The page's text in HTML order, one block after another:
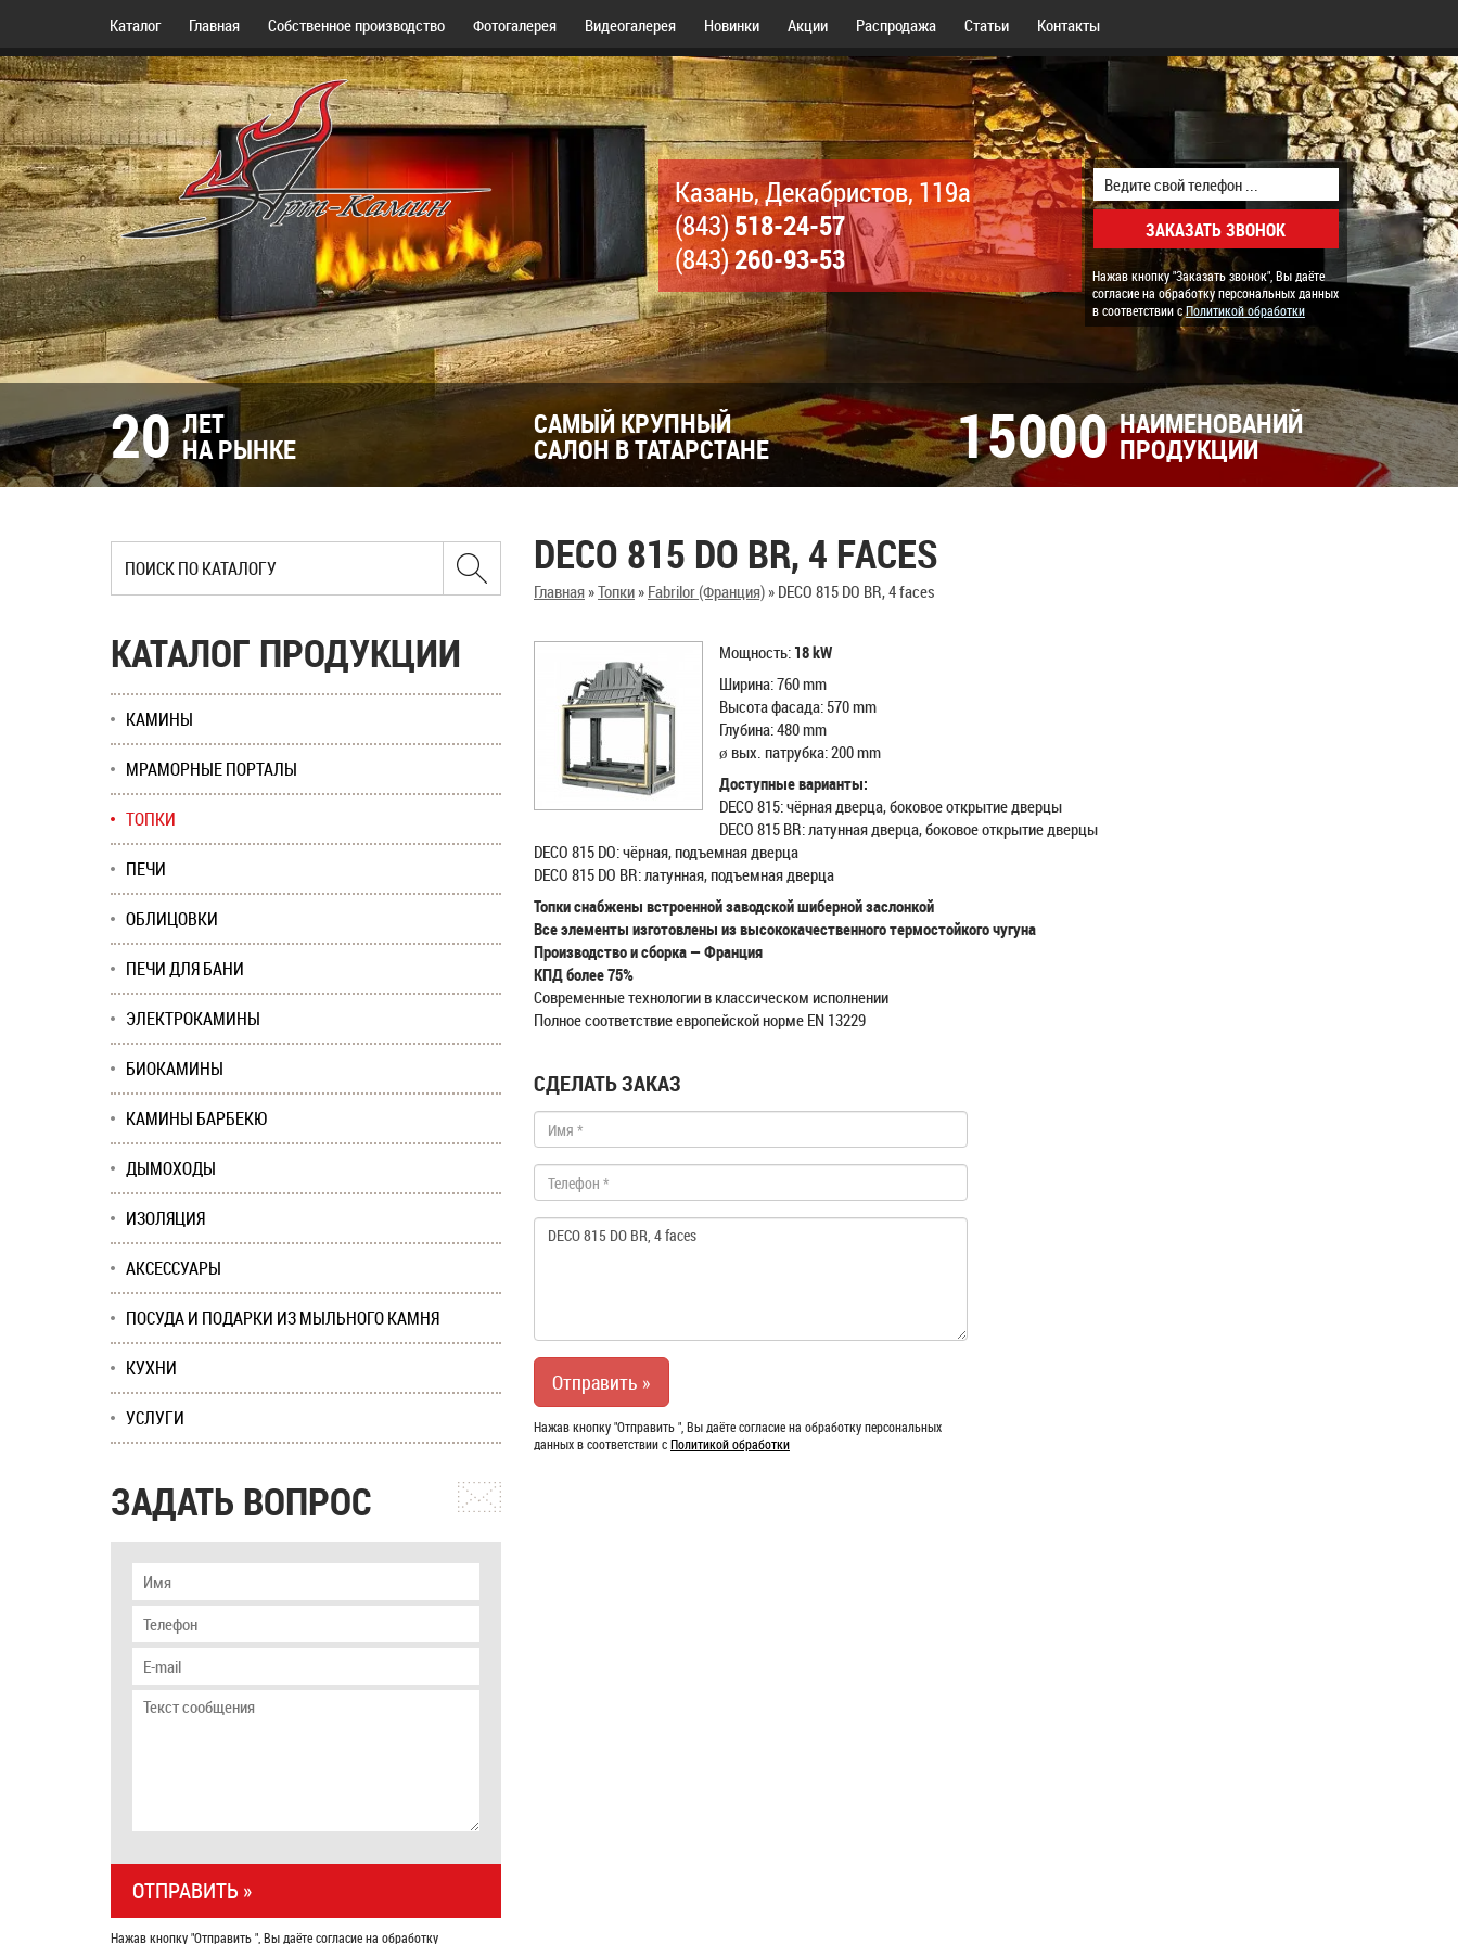
Каталог Главная Собственное производство Фотогалерея Видеогалерея Новинки Акции Распродажа Статьи Контакты
Казань, Декабристов, 119а
(843)518-24-57
(843)260-93-53
Нажав кнопку "Заказать звонок", Вы даёте
согласие на обработку персональных данных
в соответствии сПолитикой обработки
20 ЛЕТ
НА РЫНКЕ
САМЫЙ КРУПНЫЙ
САЛОН В ТАТАРСТАНЕ 15000 НАИМЕНОВАНИЙ
ПРОДУКЦИИ
DECO 815 DO BR, 4 FACES
Главная»Топки» Fabrilor (Франция)» DECO 815 DO BR, 4 faces
Mощность: 18kW
Ширина: 760 mm
Высота фасада: 570 mm
Глубина: 480 mm
ø вых. пaтрубка: 200 mm
Доступные варианты:
DECO 815: чёрная дверца, боковое открытие дверцы
DECO 815 BR: латунная дверца, боковое открытие дверцы
DECO 815 DO: чёрная, подъемная дверца
DECO 815 DO BR: латунная, подъемная дверца
Топки снабжены встроенной заводской шиберной заслонкой
Все элементы изготовлены из высококачественного термостойкого чугуна
Производство и сборка — Франция
КПД более 75%
Современные технологии в классическом исполнении
Полное соответствие европейской норме EN 13229
СДЕЛАТЬ ЗАКАЗ
Нажав кнопку "Отправить ", Вы даёте согласие на обработку персональных
данных в соответствии сПолитикой обработки
КАТАЛОГ ПРОДУКЦИИ
КАМИНЫ
МРАМОРНЫЕ ПОРТАЛЫ
ТОПКИ
ПЕЧИ
ОБЛИЦОВКИ
ПЕЧИ ДЛЯ БАНИ
ЭЛЕКТРОКАМИНЫ
БИОКАМИНЫ
КАМИНЫ БАРБЕКЮ
ДЫМОХОДЫ
ИЗОЛЯЦИЯ
АКСЕССУАРЫ
ПОСУДА И ПОДАРКИ ИЗ МЫЛЬНОГО КАМНЯ
КУХНИ
УСЛУГИ
ЗАДАТЬ ВОПРОС
Нажав кнопку "Отправить ", Вы даёте согласие на обработку